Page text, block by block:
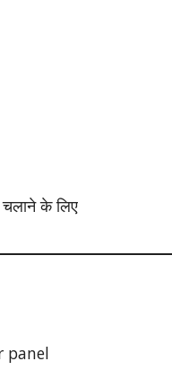
चलाने के लिए
panel